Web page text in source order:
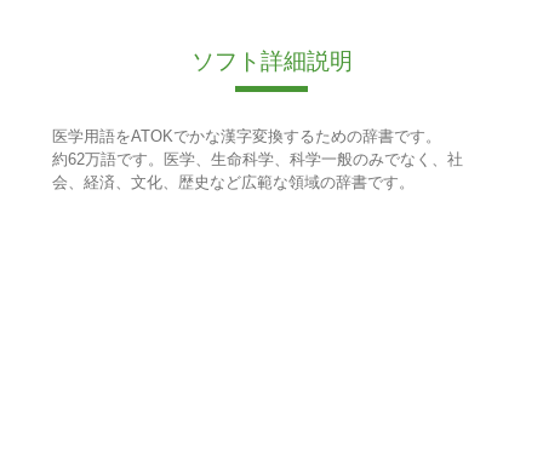
ソフト詳細説明
医学用語をATOKでかな漢字変換するための辞書です。
約62万語です。医学、生命科学、科学一般のみでなく、社
会、経済、文化、歴史など広範な領域の辞書です。